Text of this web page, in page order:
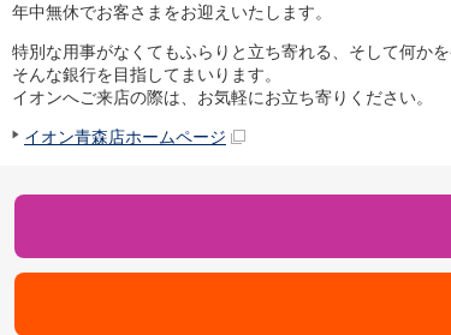
相続・税務のご相談
電子マネーWAON
セキュリティ
インボイス
手数料
キャンペーン
店舗
年中無休でお客さまをお迎えいたします。
特別な用事がなくてもふらりと立ち寄れる、そして何かを
そんな銀行を目指してまいります。
イオンへご来店の際は、お気軽にお立ち寄りください。
イオン青森店ホームページ